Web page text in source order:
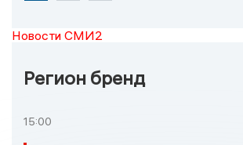
Новости СМИ2
Регион бренд
15:00